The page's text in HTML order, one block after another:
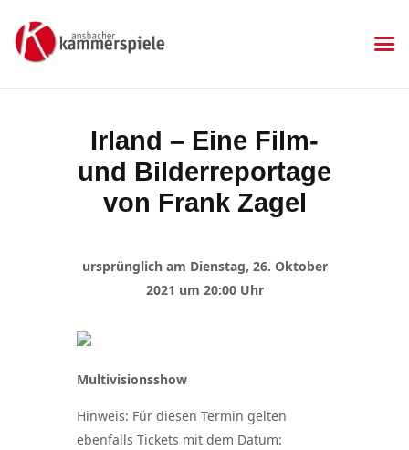
Irland – Eine Film-
und Bilderreportage
von Frank Zagel
KAMMERSPIELE
Aktuelles
Kartenkauf
Die Kammerspiele
Sponsoren
ursprünglich am Dienstag, 26. Oktober
2021 um 20:00 Uhr
Multivisionsshow
Hinweis: Für diesen Termin gelten
ebenfalls Tickets mit dem Datum: